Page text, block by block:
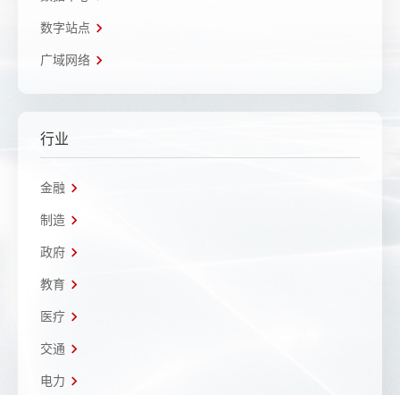
数字站点
广域网络
行业
金融
制造
政府
教育
医疗
交通
电力